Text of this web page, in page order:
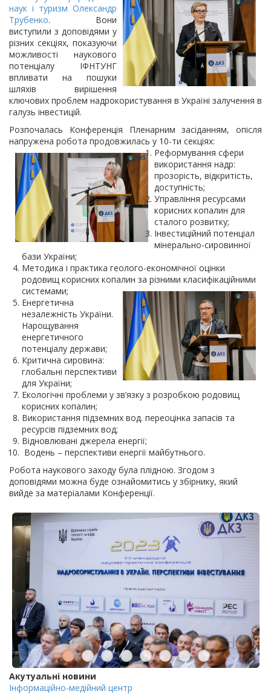
наук і туризм Олександр
Трубенко. Вони
виступили з доповідями у
різних секціях, показуючи
можливості наукового
потенціалу ІФНТУНГ
впливати на пошуки
шляхів вирішення
ключових проблем надрокористування в Україні залучення в
галузь інвестицій.
Розпочалась Конференція Пленарним засіданням, опісля
напружена робота продовжилась у 10-ти секціях:
Реформування сфери
використання надр:
прозорість, відкритість,
доступність;
Управління ресурсами
корисних копалин для
сталого розвитку;
Інвестиційний потенціал
мінерально-сировинної
бази України;
Методика і практика геолого-економічної оцінки
родовищ корисних копалин за різними класифікаційними
системами;
Енергетична
незалежність України.
Нарощування
енергетичного
потенціалу держави;
Критична сировина:
глобальні перспективи
для України;
Екологічні проблеми у зв’язку з розробкою родовищ
корисних копалин;
Використання підземних вод. переоцінка запасів та
ресурсів підземних вод;
Відновлювані джерела енергії;
Водень – перспективи енергії майбутнього.
Робота наукового заходу була плідною. Згодом з
доповідями можна буде ознайомитись у збірнику, який
вийде за матеріалами Конференції.
Акутуальні новини
Інформаційно-медійний центр